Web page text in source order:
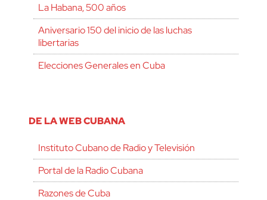
La Habana, 500 años
Aniversario 150 del inicio de las luchas
libertarias
Elecciones Generales en Cuba
DE LA WEB CUBANA
Instituto Cubano de Radio y Televisión
Portal de la Radio Cubana
Razones de Cuba